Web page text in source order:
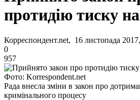
протидію тиску на
Корреспондент.net, 16 листопада
0
957
Фото: Korrespondent.net
Рада внесла зміни в закон про
кримінального процесу